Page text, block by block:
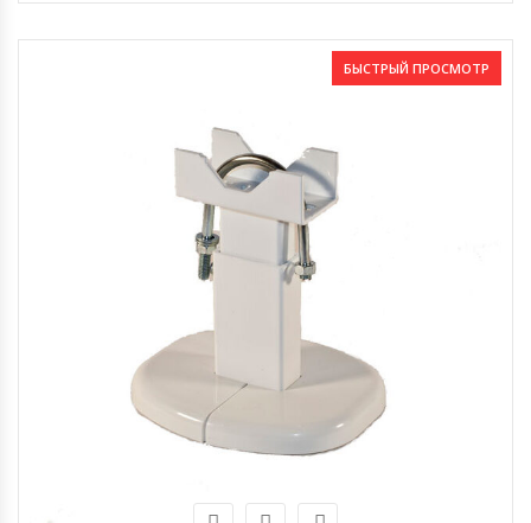
БЫСТРЫЙ ПРОСМОТР